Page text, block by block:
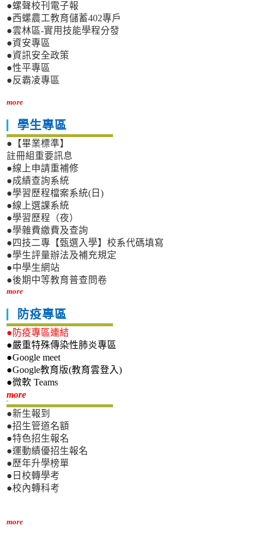
●螺聲校刊電子報
●西螺農工教育儲蓄402專戶
●雲林區-實用技能學程分發
●資安專區
●資訊安全政策
●性平專區
●反霸凌專區
more
學生專區
●【畢業標準】
註冊組重要訊息
●線上申請重補修
●成績查詢系統
●學習歷程檔案系統(日)
●線上選課系統
●學習歷程（夜）
●學雜費繳費及查詢
●四技二專【甄選入學】校系代碼填寫
●學生評量辦法及補充規定
●中學生網站
●後期中等教育普查問卷
more
防疫專區
●防疫專區連結
●嚴重特殊傳染性肺炎專區
●Google meet
●Google教育版(教育雲登入)
●微軟 Teams
more新生專區
●新生報到
●招生管道名額
●特色招生報名
●運動績優招生報名
●歷年升學榜單
●日校轉學考
●校內轉科考
more